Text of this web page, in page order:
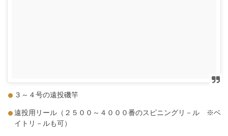
３～４号の遠投磯竿
遠投用リール（２５００～４０００番のスピニングリ－ル ※ベ
イトリ－ルも可）